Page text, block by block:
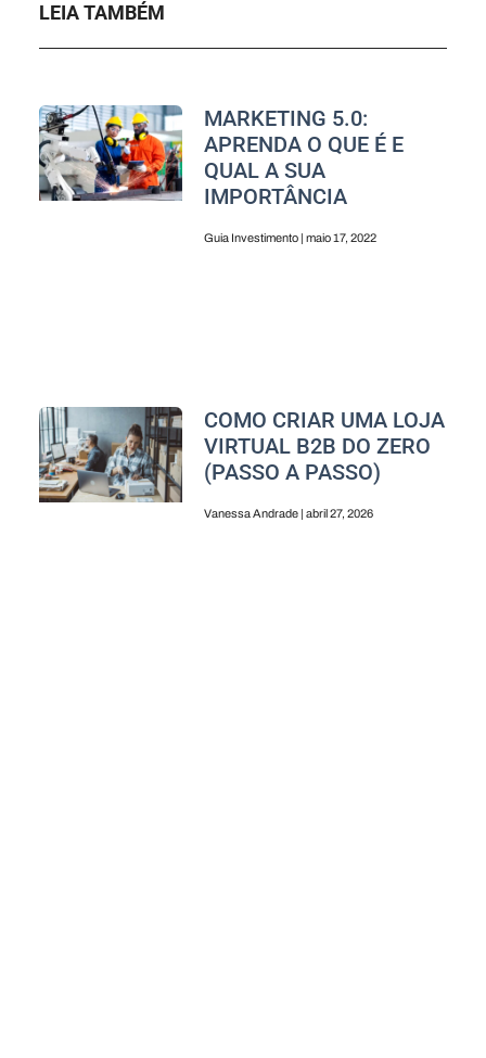
LEIA TAMBÉM
MARKETING 5.0:
APRENDA O QUE É E
QUAL A SUA
IMPORTÂNCIA
Guia Investimento maio 17, 2022
COMO CRIAR UMA LOJA
VIRTUAL B2B DO ZERO
(PASSO A PASSO)
Vanessa Andrade abril 27, 2026